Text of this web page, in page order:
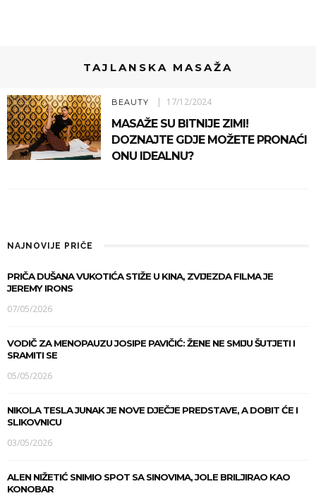
TAJLANSKA MASAŽA
BEAUTY 17/12/2024
MASAŽE SU BITNIJE ZIMI!
DOZNAJTE GDJE MOŽETE PRONAĆI
ONU IDEALNU?
NAJNOVIJE PRIČE
PRIČA DUŠANA VUKOTIĆA STIŽE U KINA, ZVIJEZDA FILMA JE
JEREMY IRONS
07/05/2026
VODIČ ZA MENOPAUZU JOSIPE PAVIČIĆ: ŽENE NE SMIJU ŠUTJETI I
SRAMITI SE
05/05/2026
NIKOLA TESLA JUNAK JE NOVE DJEČJE PREDSTAVE, A DOBIT ĆE I
SLIKOVNICU
03/05/2026
ALEN NIŽETIĆ SNIMIO SPOT SA SINOVIMA, JOLE BRILJIRAO KAO
KONOBAR